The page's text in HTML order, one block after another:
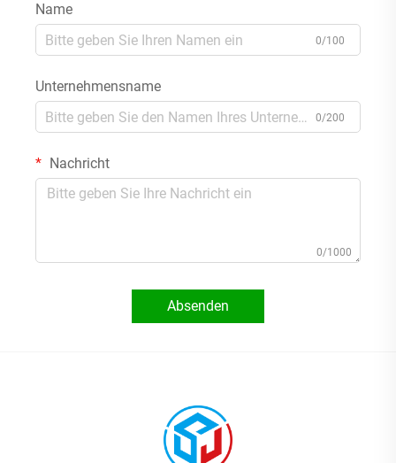
Name
0/100
Unternehmensname
0/200
Nachricht
0/1000
Absenden